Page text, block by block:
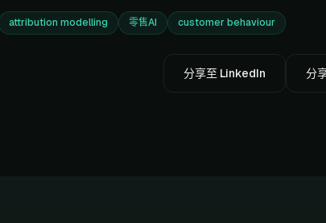
attribution modelling 零售AI customer behaviour
分享至 LinkedIn 分